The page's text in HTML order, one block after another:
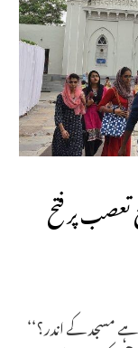
پر فتح
کیا ہے مسجد کے اندر؟‘‘